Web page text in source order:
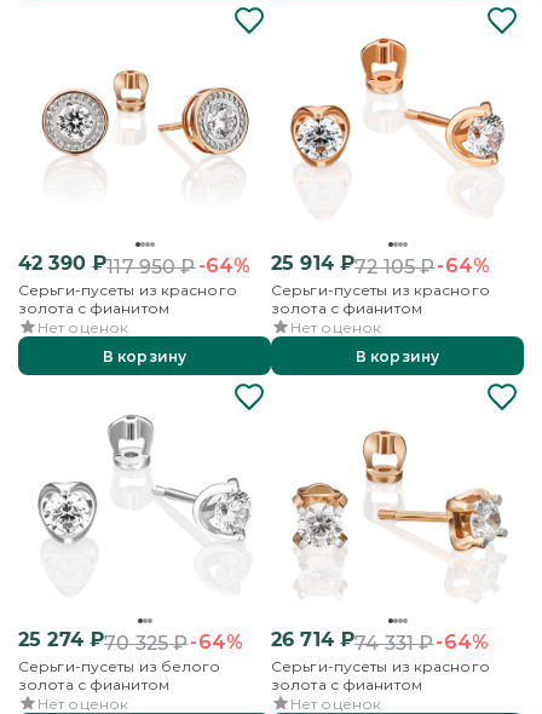
42 390₽117 950₽-64%
Серьги-пусеты из красного
золота с фианитом
Нет оценок
В корзину
25 914₽72 105₽-64%
Серьги-пусеты из красного
золота с фианитом
Нет оценок
В корзину
25 274₽70 325₽-64%
Серьги-пусеты из белого
золота с фианитом
Нет оценок
26 714₽74 331₽-64%
Серьги-пусеты из красного
золота с фианитом
Нет оценок